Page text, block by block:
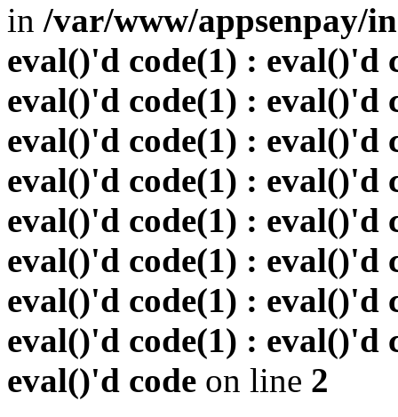
in /var/www/appsenpay/
eval()'d code(1) : eval()'d
eval()'d code(1) : eval()'d
eval()'d code(1) : eval()'d
eval()'d code(1) : eval()'d
eval()'d code(1) : eval()'d
eval()'d code(1) : eval()'d
eval()'d code(1) : eval()'d
eval()'d code(1) : eval()'d
eval()'d code on line 2